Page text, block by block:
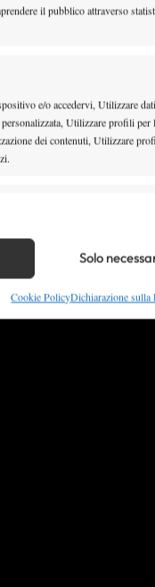
il pubblico attraverso
e/o accedervi, Utilizzare
Utilizzare profili per
dei contenuti, Utilizzare
alle informazioni trasmesse
e rilevare frodi,
e contenuto,
Solo
Cookie PolicyDichiarazione sulla
del 15/09/2025